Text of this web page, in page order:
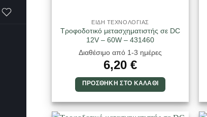
ΕΙΔΗ ΤΕΧΝΟΛΟΓΙΑΣ
Τροφοδοτικό μετασχηματιστής σε DC
12V – 60W – 431460
Διαθέσιμο από 1-3 ημέρες
6,20 €
ΠΡΟΣΘΉΚΗ ΣΤΟ ΚΑΛΆΘΙ